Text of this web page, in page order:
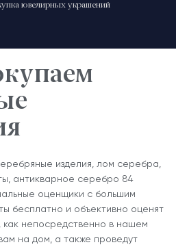
ювелирных украшений
изделия, лом серебра,
антикварное серебро 84
оценщики с большим
бесплатно и объективно оценят
как непосредственно в нашем
на дом, а также проведут